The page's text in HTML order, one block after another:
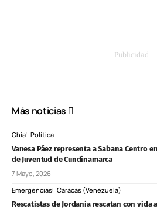
- Publicidad -
Más noticias
Chía Política
Vanesa Páez representa a Sabana Centro
de Juventud de Cundinamarca
7 Mayo, 2026
Emergencias Caracas (Venezuela)
Rescatistas de Jordania rescatan con vida